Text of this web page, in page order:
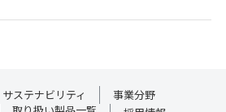
サステナビリティ
事業分野